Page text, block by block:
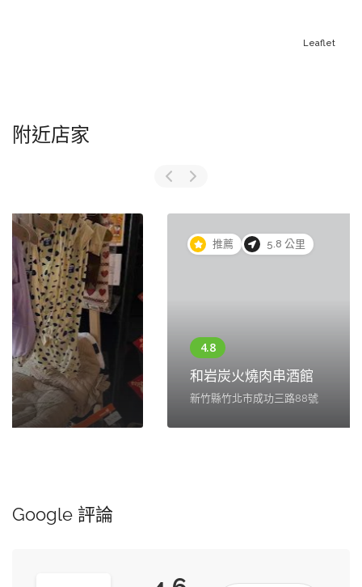
Leaflet
附近店家
推薦 5.8 公里
和岩炭火燒肉串酒館
新竹縣竹北市成功三路88號
Google 評論